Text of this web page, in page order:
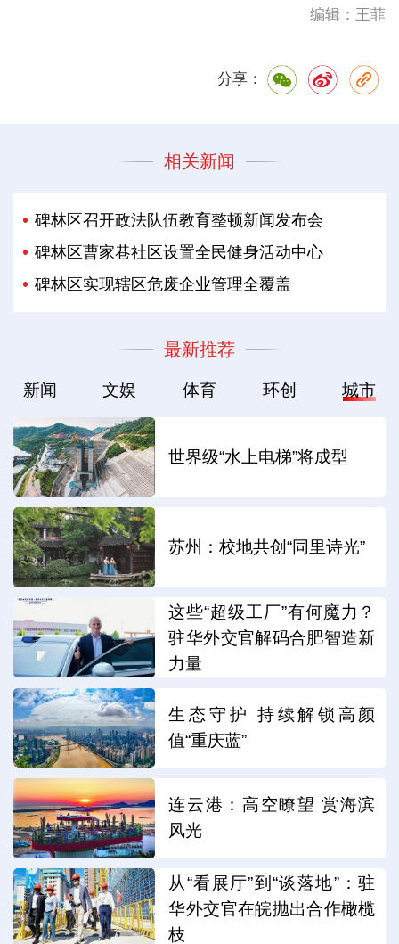
编辑：王菲
分享：
相关新闻
碑林区召开政法队伍教育整顿新闻发布会
碑林区曹家巷社区设置全民健身活动中心
碑林区实现辖区危废企业管理全覆盖
最新推荐
新闻 文娱 体育 环创 城市
世界级“水上电梯”将成型
苏州：校地共创“同里诗光”
这些“超级工厂”有何魔力？
驻华外交官解码合肥智造新
力量
生态守护 持续解锁高颜
值“重庆蓝”
连云港：高空瞭望 赏海滨
风光
从“看展厅”到“谈落地”：驻
华外交官在皖抛出合作橄榄
枝